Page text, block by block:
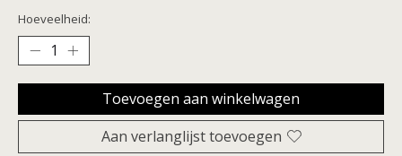
Hoeveelheid:
Toevoegen aan winkelwagen
Aan verlanglijst toevoegen